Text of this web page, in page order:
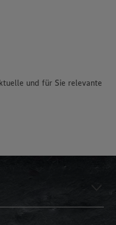
und für Sie relevante